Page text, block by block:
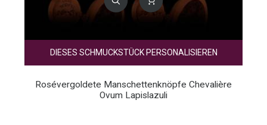
DIESES SCHMUCKSTÜCK PERSONALISIEREN
Rosévergoldete Manschettenknöpfe Chevalière
Ovum Lapislazuli